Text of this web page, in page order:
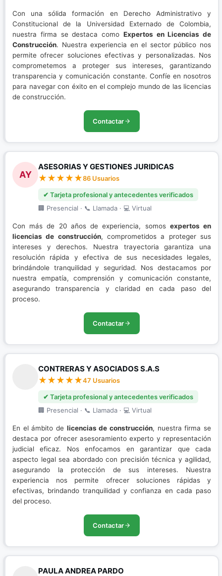
Con una sólida formación en Derecho Administrativo y
Constitucional de la Universidad Externado de Colombia,
nuestra firma se destaca como Expertos en Licencias de
Construcción. Nuestra experiencia en el sector público nos
permite ofrecer soluciones efectivas y personalizadas. Nos
comprometemos a proteger sus intereses, garantizando
transparencia y comunicación constante. Confíe en nosotros
para navegar con éxito en el complejo mundo de las licencias
de construcción.
Contactar
AY
ASESORIAS Y GESTIONES JURIDICAS
86 Usuarios
✔ Tarjeta profesional y antecedentes verificados
🏢 Presencial · 📞 Llamada · 💻 Virtual
Con más de 20 años de experiencia, somos expertos en
licencias de construcción, comprometidos a proteger sus
intereses y derechos. Nuestra trayectoria garantiza una
resolución rápida y efectiva de sus necesidades legales,
brindándole tranquilidad y seguridad. Nos destacamos por
nuestra empatía, comprensión y comunicación constante,
asegurando transparencia y claridad en cada paso del
proceso.
Contactar
CONTRERAS Y ASOCIADOS S.A.S
47 Usuarios
✔ Tarjeta profesional y antecedentes verificados
🏢 Presencial · 📞 Llamada · 💻 Virtual
En el ámbito de licencias de construcción, nuestra firma se
destaca por ofrecer asesoramiento experto y representación
judicial eficaz. Nos enfocamos en garantizar que cada
aspecto legal sea abordado con precisión técnica y agilidad,
asegurando la protección de sus intereses. Nuestra
experiencia nos permite ofrecer soluciones rápidas y
efectivas, brindando tranquilidad y confianza en cada paso
del proceso.
Contactar
PAULA ANDREA PARDO